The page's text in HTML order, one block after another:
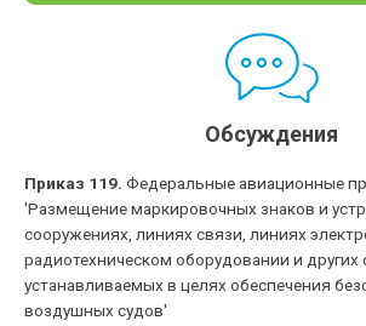
Обсуждения
Приказ 119. Федеральные авиационные
'Размещение маркировочных знаков и
сооружениях, линиях связи, линиях
радиотехническом оборудовании и других
устанавливаемых в целях обеспечения
воздушных судов'